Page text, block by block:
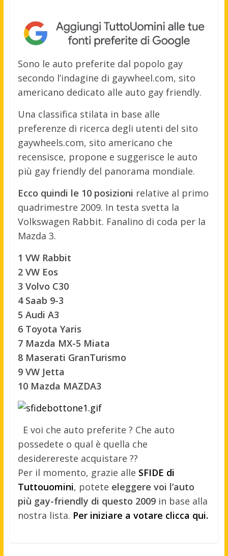
Sono le auto preferite dal popolo gay
secondo l’indagine di gaywheel.com, sito
americano dedicato alle auto gay friendly.
Una classifica stilata in base alle
preferenze di ricerca degli utenti del sito
gaywheels.com, sito americano che
recensisce, propone e suggerisce le auto
più gay friendly del panorama mondiale.
Ecco quindi le 10 posizioni relative al primo
quadrimestre 2009. In testa svetta la
Volkswagen Rabbit. Fanalino di coda per la
Mazda 3.
1 VW Rabbit
2 VW Eos
3 Volvo C30
4 Saab 9-3
5 Audi A3
6 Toyota Yaris
7 Mazda MX-5 Miata
8 Maserati GranTurismo
9 VW Jetta
10 Mazda MAZDA3
E voi che auto preferite ? Che auto
possedete o qual è quella che
desiderereste acquistare ??
Per il momento, grazie alle SFIDE di
Tuttouomini, potete eleggere voi l’auto
più gay-friendly di questo 2009in base alla
nostra lista. Per iniziare a votare clicca qui.